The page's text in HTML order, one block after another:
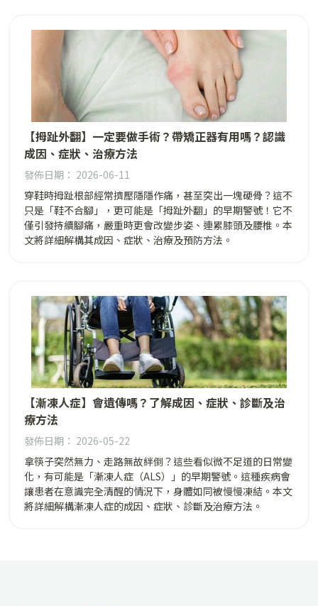
【拇趾外翻】一定要做手術？帶矯正器有用嗎？認識
成因、症狀、治療方法
發佈日期： 2026-06-11
穿鞋時拇趾根部經常擠壓隱隱作痛，甚至突出一塊硬骨？這不
只是「鞋不合腳」，更可能是「拇趾外翻」的早期警號！它不
僅引發持續腳痛，嚴重時更會改變步姿、連累膝頭及腰椎。本
文將詳細解構其成因、症狀、治療及預防方法。
【漸凍人症】會遺傳嗎？了解成因、症狀、診斷及治
療方法
發佈日期： 2026-05-22
拿筷子突然無力、走路無故絆倒？這些看似微不足道的日常變
化，有可能是「漸凍人症（ALS）」的早期警號。這種疾病會
讓患者在意識完全清醒的情況下，身體如同被慢慢凍結。本文
將詳細解構漸凍人症的成因、症狀、診斷及治療方法。